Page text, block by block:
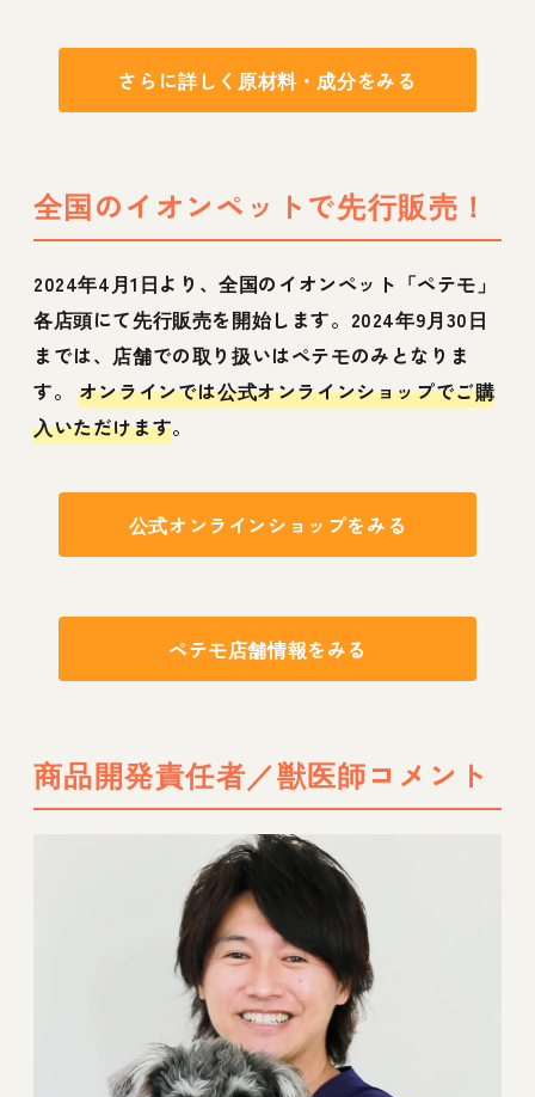
さらに詳しく原材料・成分をみる
全国のイオンペットで先行販売！
2024年4月1日より、全国のイオンペット「ペテモ」
各店頭にて先行販売を開始します。2024年9月30日
までは、店舗での取り扱いはペテモのみとなりま
す。 オンラインでは公式オンラインショップでご購
入いただけます。
公式オンラインショップをみる
ペテモ店舗情報をみる
商品開発責任者／獣医師コメント